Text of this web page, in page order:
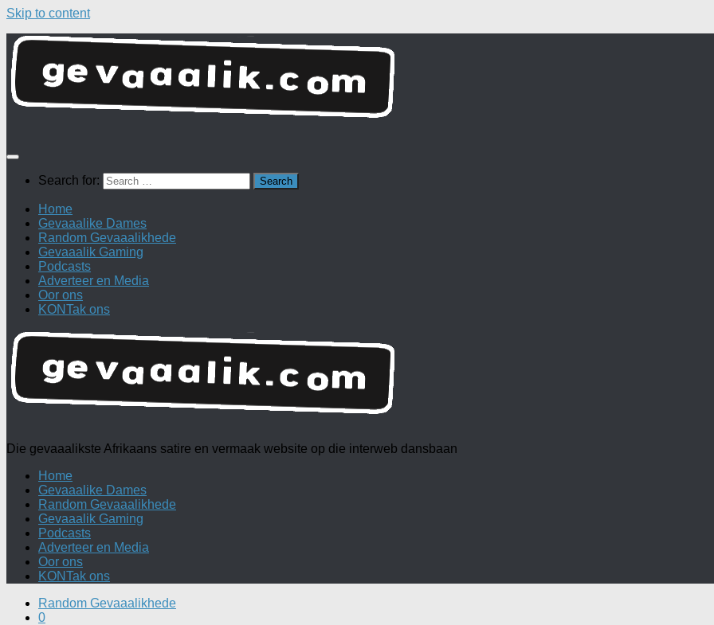
Skip to content
Search for:
Home
Gevaaalike Dames
Random Gevaaalikhede
Gevaaalik Gaming
Podcasts
Adverteer en Media
Oor ons
KONTak ons
Die gevaaalikste Afrikaans satire en vermaak website op die interweb dansbaan
Home
Gevaaalike Dames
Random Gevaaalikhede
Gevaaalik Gaming
Podcasts
Adverteer en Media
Oor ons
KONTak ons
Random Gevaaalikhede
0